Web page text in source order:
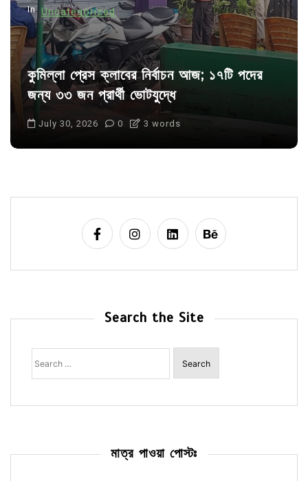
In Uncategorized
কুমিল্লা প্রেস ক্লাবের নির্বাচন আজ; ১৭টি পদের
জন্য ৩৩ জন প্রার্থী ভোটযুদ্ধে
July 30, 2026 0 3 words
Search the Site
Search
for:
মাত্র পাওয়া পোস্টঃ